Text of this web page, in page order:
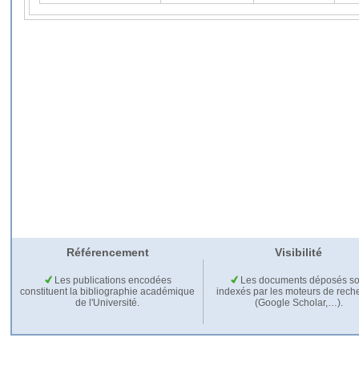
Référencement Visibilité
Les publications encodées
constituent la bibliographie académique
de l'Université.
Les documents déposés
indexés par les moteurs de
(Google Scholar,…).